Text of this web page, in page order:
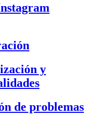
y
de problemas